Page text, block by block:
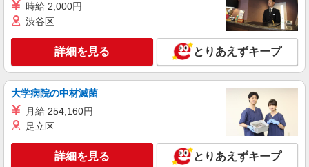
詳細を見る
派遣社員
株式会社kotrio /●MT-H-2068361
≪笛吹市≫介護の現場で心を燃やせ！！！デイ
サービスSTAFF
時給1500円〜2125円 ＜日払い有/週払い有/交
通費全支給(ガソリン代含む)＞
笛吹市内
時給 2,000円
渋谷区
詳細を見る とりあえずキープ
大学病院の中材滅菌
月給 254,160円
足立区
詳細を見る とりあえずキープ